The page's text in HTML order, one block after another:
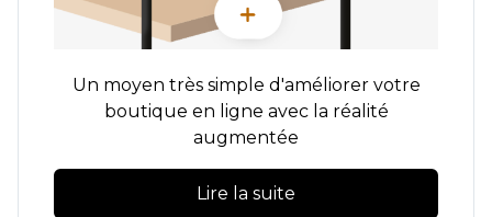
Un moyen très simple d'améliorer votre
boutique en ligne avec la réalité
augmentée
Lire la suite